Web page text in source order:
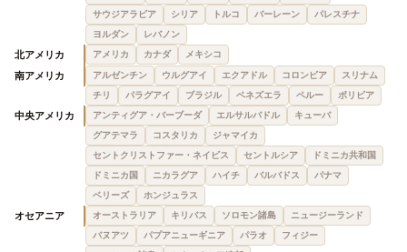
サウジアラビア
シリア トルコ バーレーン
パレスチナ
ヨルダン
レバノン
北アメリカ アメリカ カナダ メキシコ
南アメリカ アルゼンチン ウルグアイ エクアドル コロンビア
スリナム
チリ
パラグアイ ブラジル ベネズエラ ペルー ボリビア
中央アメリカ アンティグア・バーブーダ エルサルバドル
キューバ
グアテマラ
コスタリカ
ジャマイカ
セントクリストファー・ネイビス
セントルシア
ドミニカ共和国
ドミニカ国
ニカラグア ハイチ バルバドス
パナマ
ベリーズ
ホンジュラス
オセアニア オーストラリア キリバス ソロモン諸島
ニュージーランド
バヌアツ
パプアニューギニア パラオ
フィジー